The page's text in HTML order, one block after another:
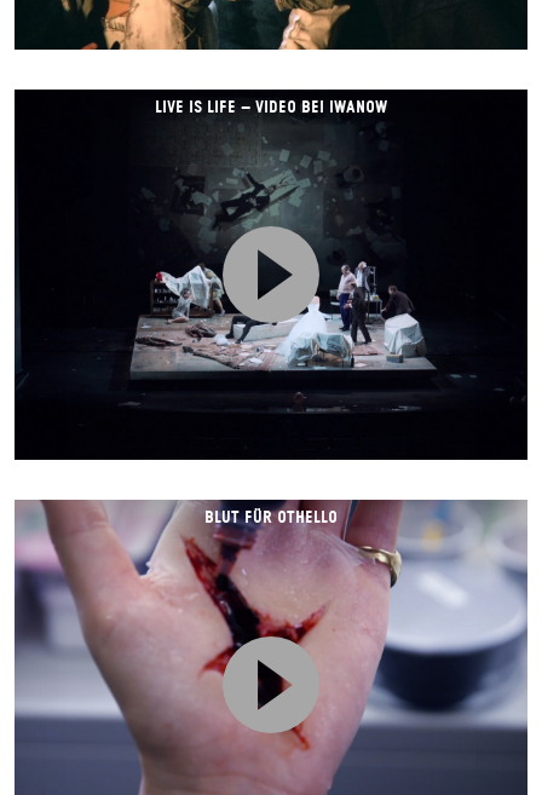
LIVE IS LIFE – VIDEO BEI IWANOW
BLUT FÜR OTHELLO